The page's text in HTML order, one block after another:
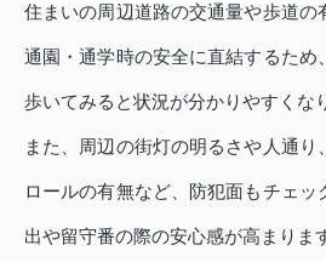
住まいの周辺道路の交通量や歩道の
通園・通学時の安全に直結するため
歩いてみると状況が分かりやすくな
また、周辺の街灯の明るさや人通り
ロールの有無など、防犯面もチェ
出や留守番の際の安心感が高まりま